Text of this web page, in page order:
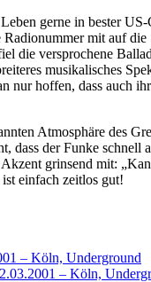
gerne in bester
mit auf
die versprochene
musikalisches
nur hoffen, dass auch
Atmosphäre des
dass der Funke
grinsend mit:
einfach zeitlos gut!
– Köln, Underground
– Köln,